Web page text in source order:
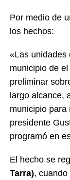
Por medio de
los hechos:
«Las unidades
municipio de
preliminar
largo alcance,
municipio para
presidente
programó en
El hecho se
Tarra),